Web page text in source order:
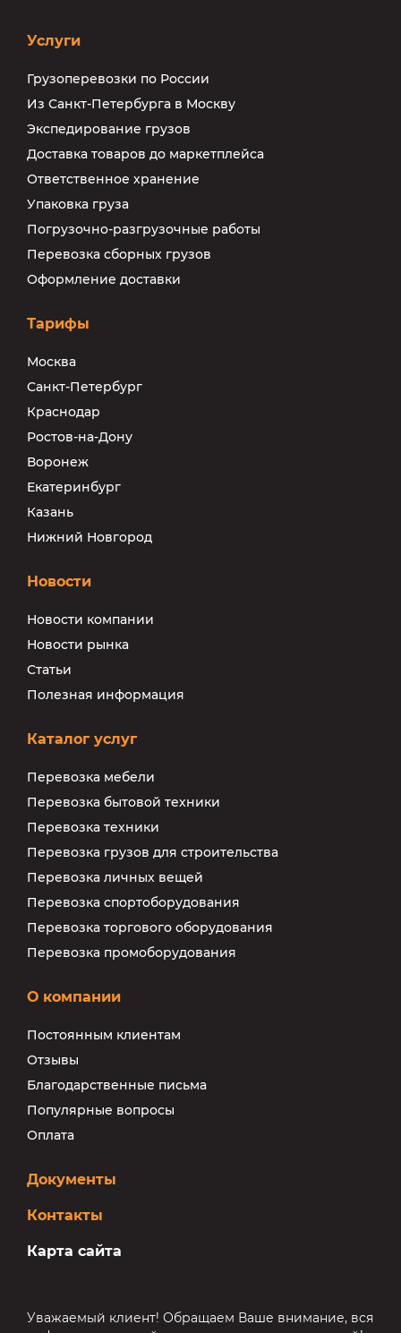
Услуги
Грузоперевозки по России
Из Санкт-Петербурга в Москву
Экспедирование грузов
Доставка товаров до маркетплейса
Ответственное хранение
Упаковка груза
Погрузочно-разгрузочные работы
Перевозка сборных грузов
Оформление доставки
Тарифы
Москва
Санкт-Петербург
Краснодар
Ростов-на-Дону
Воронеж
Екатеринбург
Казань
Нижний Новгород
Новости
Новости компании
Новости рынка
Статьи
Полезная информация
Каталог услуг
Перевозка мебели
Перевозка бытовой техники
Перевозка техники
Перевозка грузов для строительства
Перевозка личных вещей
Перевозка спортоборудования
Перевозка торгового оборудования
Перевозка промоборудования
О компании
Постоянным клиентам
Отзывы
Благодарственные письма
Популярные вопросы
Оплата
Документы
Контакты
Карта сайта
Уважаемый клиент! Обращаем Ваше внимание, вся